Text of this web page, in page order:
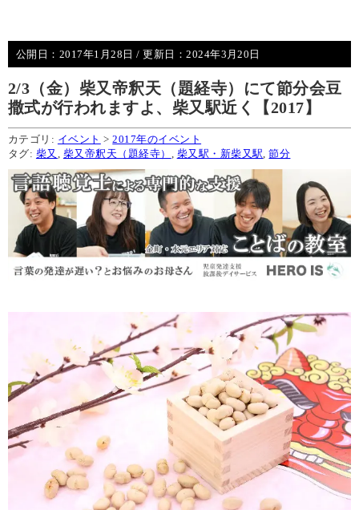
公開日： 2017年1月28日 / 更新日：2024年3月20日
2/3（金）柴又帝釈天（題経寺）にて節分会豆
撒式が行われますよ、柴又駅近く【2017】
カテゴリ: イベント >2017年のイベント
タグ: 柴又 柴又帝釈天（題経寺） 柴又駅・新柴又駅 ,節分